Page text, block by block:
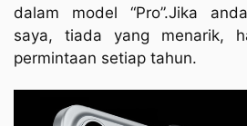
dalam model “Pro”.Jika
saya, tiada yang menarik,
permintaan setiap tahun.